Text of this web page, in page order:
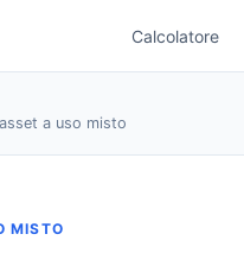
Calcolatore
a uso misto
MISTO